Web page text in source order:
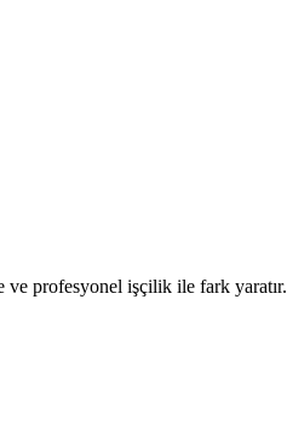
ve profesyonel işçilik ile fark yaratır.